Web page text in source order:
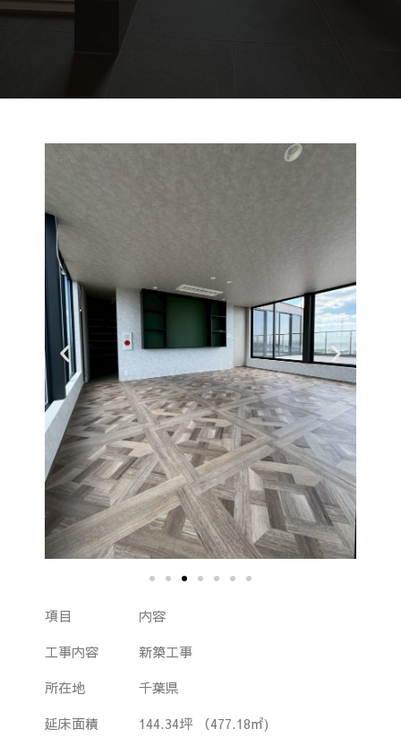
項目 内容
工事内容 新築工事
所在地 千葉県
延床面積 144.34坪 （477.18㎡)